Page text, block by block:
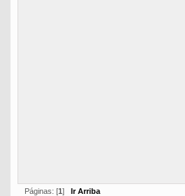
Páginas: [1 ] Ir Arriba